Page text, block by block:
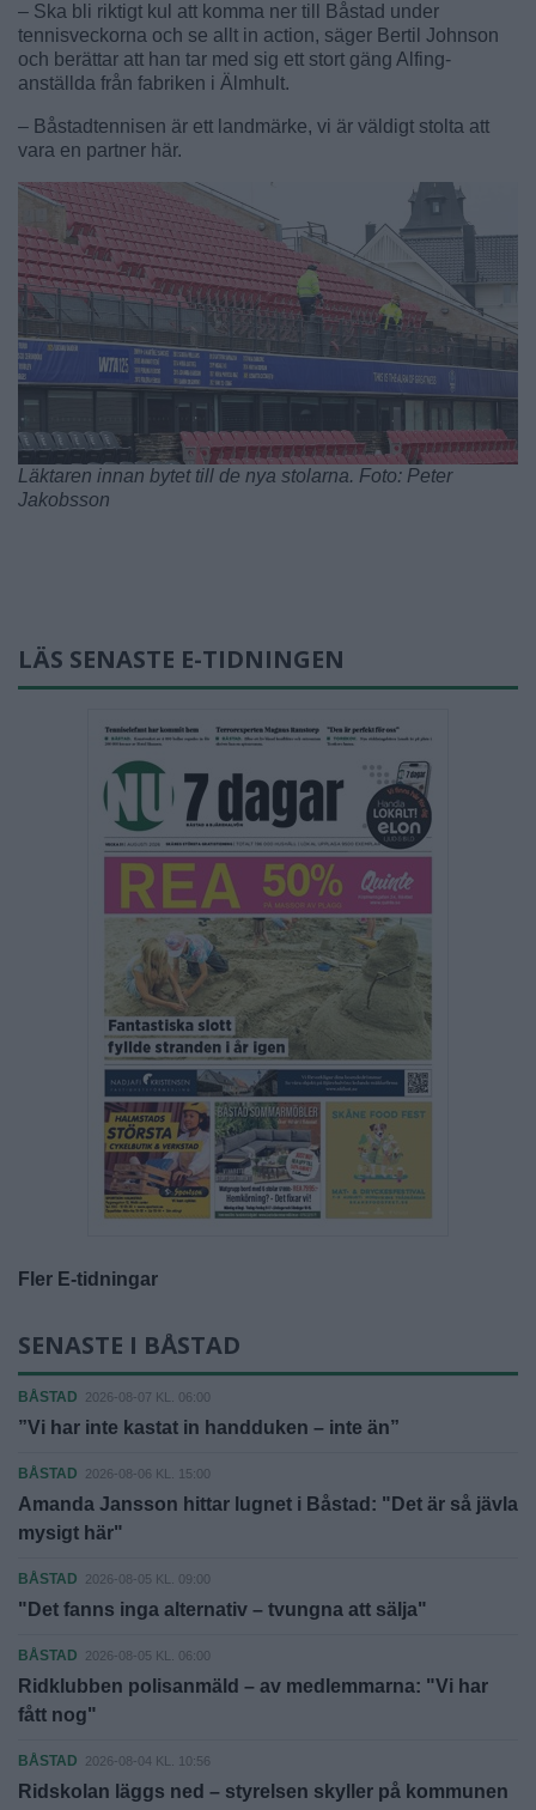
– Ska bli riktigt kul att komma ner till Båstad under
tennisveckorna och se allt in action, säger Bertil Johnson
och berättar att han tar med sig ett stort gäng Alfing-
anställda från fabriken i Älmhult.
– Båstadtennisen är ett landmärke, vi är väldigt stolta att
vara en partner här.
Läktaren innan bytet till de nya stolarna. Foto: Peter
Jakobsson
LÄS SENASTE E-TIDNINGEN
Fler E-tidningar
SENASTE I BÅSTAD
BÅSTAD 2026-08-07 KL. 06:00
”Vi har inte kastat in handduken – inte än”
BÅSTAD 2026-08-06 KL. 15:00
Amanda Jansson hittar lugnet i Båstad: "Det är så jävla
mysigt här"
BÅSTAD 2026-08-05 KL. 09:00
"Det fanns inga alternativ – tvungna att sälja"
BÅSTAD 2026-08-05 KL. 06:00
Ridklubben polisanmäld – av medlemmarna: "Vi har
fått nog"
BÅSTAD 2026-08-04 KL. 10:56
Ridskolan läggs ned – styrelsen skyller på kommunen